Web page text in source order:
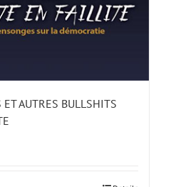
AUTRES BULLSHITS